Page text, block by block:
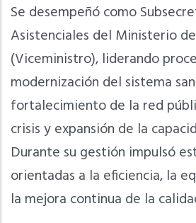
Se desempeñó como
Asistenciales del Ministerio
(Viceministro), liderando
modernización del sistema
fortalecimiento de la red
crisis y expansión de la
Durante su gestión impulsó
orientadas a la eficiencia, la
la mejora continua de la